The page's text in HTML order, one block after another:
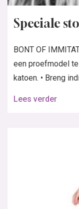
Speciale
BONT OF
een proefmodel
katoen. • Breng
Lees verder